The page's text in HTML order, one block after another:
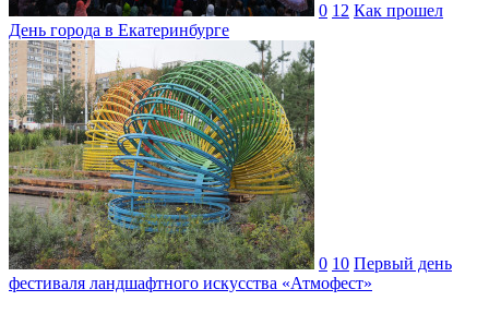
0 12 Как прошел
День города в Екатеринбурге
0 10 Первый день
фестиваля ландшафтного искусства «Атмофест»